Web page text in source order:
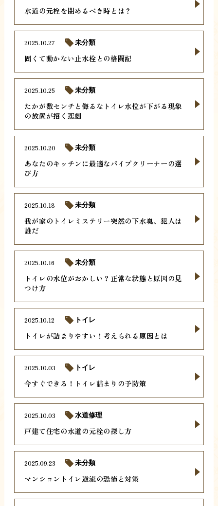
水道の元栓を閉めるべき時とは？
固くて動かない止水栓との格闘記
2025.10.27 未分類
たかが数センチと侮るなトイレ水位が下がる現象
の放置が招く悲劇
2025.10.25 未分類
あなたのキッチンに最適なパイプクリーナーの選
び方
2025.10.20 未分類
我が家のトイレミステリー突然の下水臭、犯人は
誰だ
2025.10.18 未分類
トイレの水位がおかしい？正常な状態と原因の見
つけ方
2025.10.16 未分類
トイレが詰まりやすい！考えられる原因とは
2025.10.12 トイレ
今すぐできる！トイレ詰まりの予防策
2025.10.03 トイレ
戸建て住宅の水道の元栓の探し方
2025.10.03 水道修理
マンショントイレ逆流の恐怖と対策
2025.09.23 未分類